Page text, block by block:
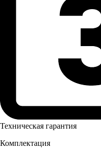
Техническая гарантия
Комплектация